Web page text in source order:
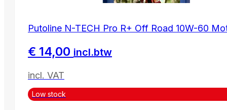
Putoline N-TECH Pro R+ Off Road 10W-60
€ 14,00 incl.btw
incl. VAT
Low stock